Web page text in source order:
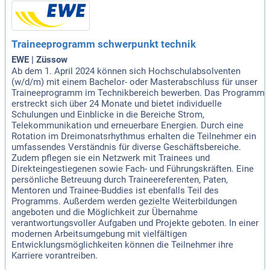
Traineeprogramm schwerpunkt technik
EWE | Züssow
Ab dem 1. April 2024 können sich Hochschulabsolventen
(w/d/m) mit einem Bachelor- oder Masterabschluss für unser
Traineeprogramm im Technikbereich bewerben. Das Programm
erstreckt sich über 24 Monate und bietet individuelle
Schulungen und Einblicke in die Bereiche Strom,
Telekommunikation und erneuerbare Energien. Durch eine
Rotation im Dreimonatsrhythmus erhalten die Teilnehmer ein
umfassendes Verständnis für diverse Geschäftsbereiche.
Zudem pflegen sie ein Netzwerk mit Trainees und
Direkteingestiegenen sowie Fach- und Führungskräften. Eine
persönliche Betreuung durch Traineereferenten, Paten,
Mentoren und Trainee-Buddies ist ebenfalls Teil des
Programms. Außerdem werden gezielte Weiterbildungen
angeboten und die Möglichkeit zur Übernahme
verantwortungsvoller Aufgaben und Projekte geboten. In einer
modernen Arbeitsumgebung mit vielfältigen
Entwicklungsmöglichkeiten können die Teilnehmer ihre
Karriere vorantreiben.